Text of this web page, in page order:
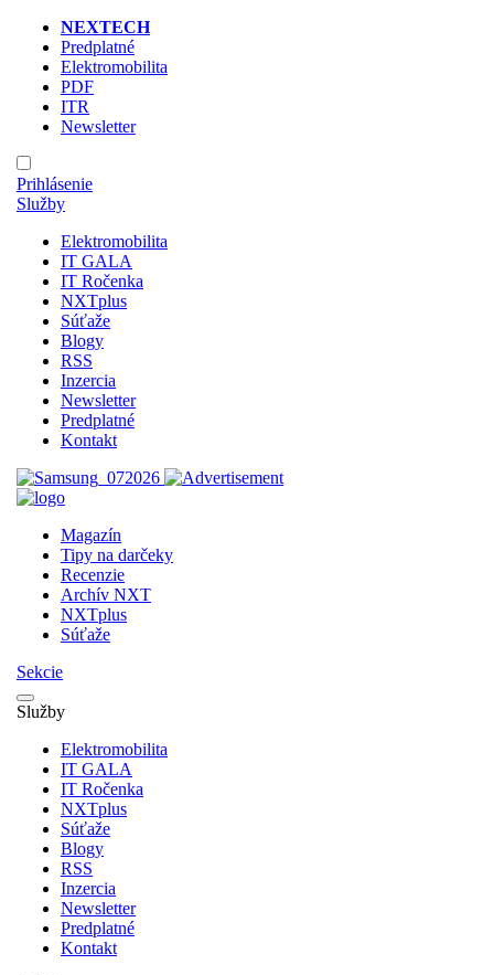
NEXTECH
Predplatné
Elektromobilita
PDF
ITR
Newsletter
Prihlásenie
Služby
Elektromobilita
IT GALA
IT Ročenka
NXTplus
Súťaže
Blogy
RSS
Inzercia
Newsletter
Predplatné
Kontakt
Magazín
Tipy na darčeky
Recenzie
Archív NXT
NXTplus
Súťaže
Sekcie
Služby
Elektromobilita
IT GALA
IT Ročenka
NXTplus
Súťaže
Blogy
RSS
Inzercia
Newsletter
Predplatné
Kontakt